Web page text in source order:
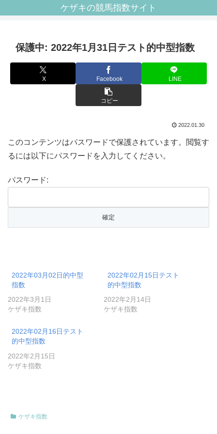
ケザキの競馬指数サイト
保護中: 2022年1月31日テスト的中型指数
X Facebook LINE
コピー
2022.01.30
このコンテンツはパスワードで保護されています。閲覧す
るには以下にパスワードを入力してください。
パスワード:
2022年03月02日的中型
指数
2022年3月1日
ケザキ指数
2022年02月15日テスト
的中型指数
2022年2月14日
ケザキ指数
2022年02月16日テスト
的中型指数
2022年2月15日
ケザキ指数
ケザキ指数